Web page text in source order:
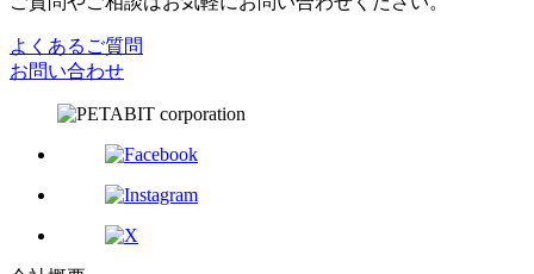
よくあるご質問
お問い合わせ